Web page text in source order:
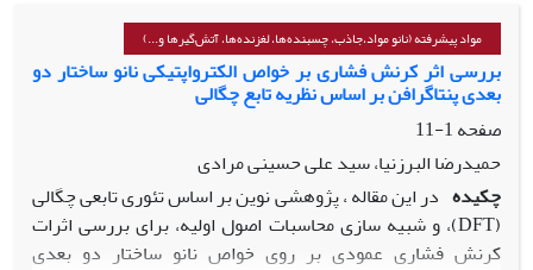
مواد پیشرفته (نانو مواد،جاذب، چسبنده‌ها، لغزنده‌ها، آتش‌گیرها و...)
بررسی اثر کرنش فشاری بر خواص الکترواپتیکی نانو ساختار دو
بعدی پنتاگرافن بر اساس نظریه تابع چگالی
صفحه1-11
حمیدرضا البرزنیا، سید علی حسینی مرادی
چکیده در این مقاله ، پژوهشی نوین بر اساس تئوری تابعی چگالی
(DFT)، و شبیه سازی محاسبات اصول اولیه، برای بررسی اثرات
کرنش فشاری عمودی بر روی خواص نانو ساختار دو بعدی